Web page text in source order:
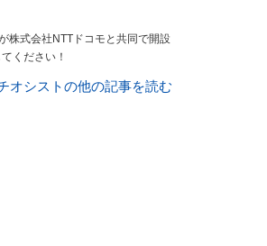
株式会社NTTドコモと共同で開設
てください！
オシストの他の記事を読む